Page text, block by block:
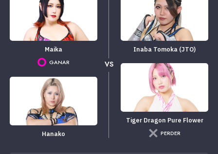
Maika
GANAR
Hanako
VS
Inaba Tomoka (JTO)
Tiger Dragon Pure Flower
PERDER